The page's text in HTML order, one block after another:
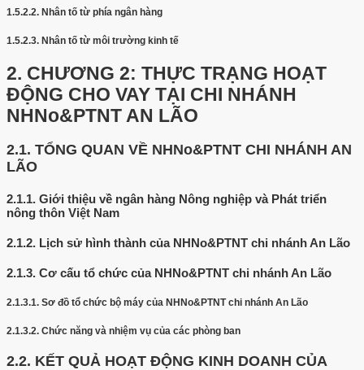
1.5.2.2. Nhân tố từ phía ngân hàng
1.5.2.3. Nhân tố từ môi trường kinh tế
2. CHƯƠNG 2: THỰC TRẠNG HOẠT
ĐỘNG CHO VAY TẠI CHI NHÁNH
NHNo&PTNT AN LÃO
2.1. TỔNG QUAN VỀ NHNo&PTNT CHI NHÁNH AN
LÃO
2.1.1. Giới thiệu về ngân hàng Nông nghiệp và Phát triển
nông thôn Việt Nam
2.1.2. Lịch sử hình thành của NHNo&PTNT chi nhánh An Lão
2.1.3. Cơ cấu tổ chức của NHNo&PTNT chi nhánh An Lão
2.1.3.1. Sơ đồ tổ chức bộ máy của NHNo&PTNT chi nhánh An Lão
2.1.3.2. Chức năng và nhiệm vụ của các phòng ban
2.2. KẾT QUẢ HOẠT ĐỘNG KINH DOANH CỦA